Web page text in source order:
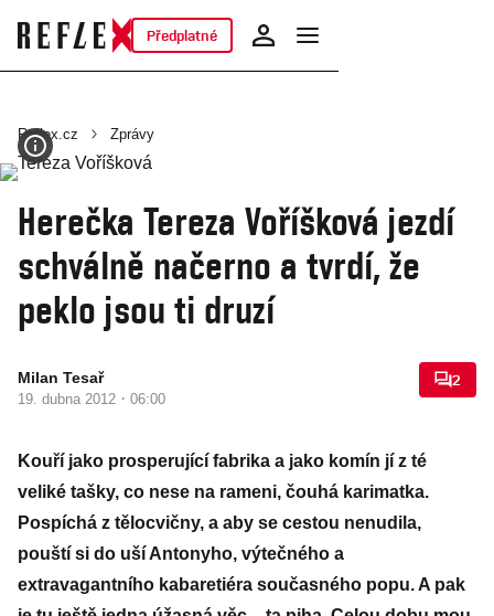
Předplatné
Reflex.cz Zprávy
Herečka Tereza Voříšková jezdí
schválně načerno a tvrdí, že
peklo jsou ti druzí
Milan Tesař
19. dubna 2012 · 06:00
2
Kouří jako prosperující fabrika a jako komín jí z té
veliké tašky, co nese na rameni, čouhá karimatka.
Pospíchá z tělocvičny, a aby se cestou nenudila,
pouští si do uší Antonyho, výtečného a
extravagantního kabaretiéra současného popu. A pak